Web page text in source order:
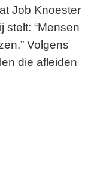
Job Knoester
stelt: “Mensen
Volgens
die afleiden